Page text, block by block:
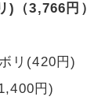
)（3,766円）
リ(420円)
円)